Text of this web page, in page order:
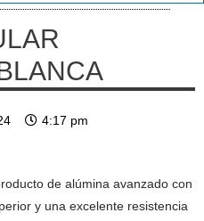
4:17 pm
de alúmina avanzado con
y una excelente resistencia